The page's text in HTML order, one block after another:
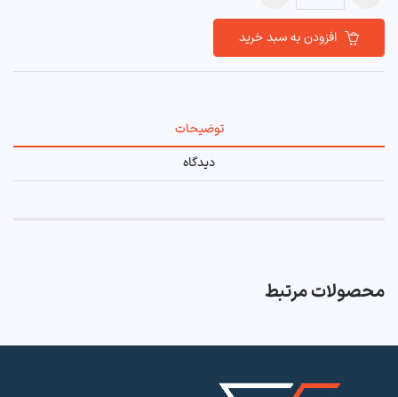
توضیحات
دیدگاه
محصولات مرتبط